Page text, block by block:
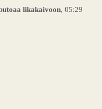
likakaivoon, 05:29